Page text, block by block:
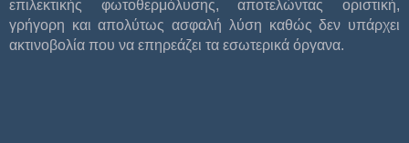
επιλεκτικής φωτοθερμόλυσης, αποτελώντας οριστική,
γρήγορη και απολύτως ασφαλή λύση καθώς δεν υπάρχει
ακτινοβολία που να επηρεάζει τα εσωτερικά όργανα.